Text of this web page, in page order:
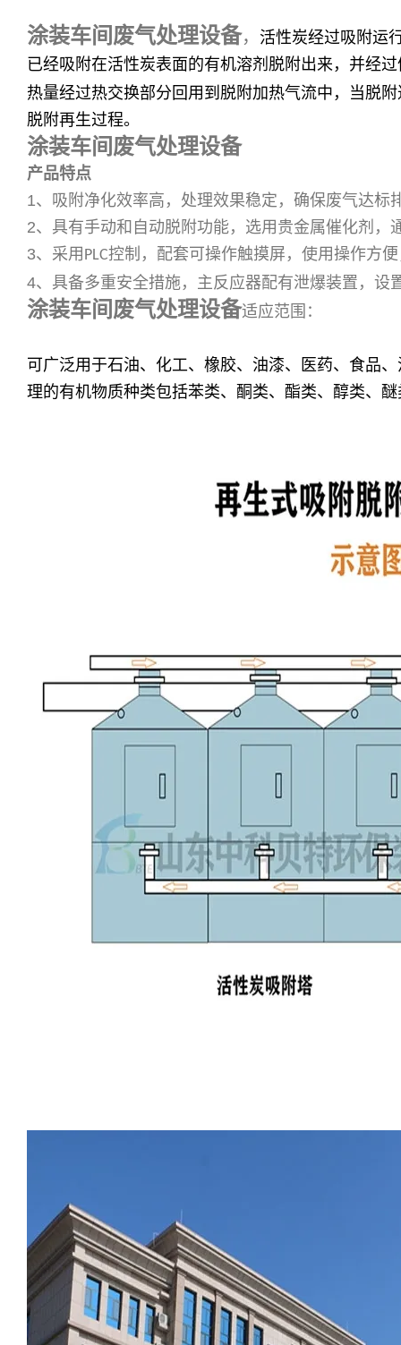
涂装车间废气处理设备， 活性炭经过吸附运
已经吸附在活性炭表面的有机溶剂脱附出来，并经
热量经过热交换部分回用到脱附加热气流中，当脱
脱附再生过程。
涂装车间废气处理设备
产品特点
1、吸附净化效率高，处理效果稳定，确保废气达标
2、具有手动和自动脱附功能，选用贵金属催化剂
3、采用 PLC控制，配套可操作触摸屏，使用操作方
4、具备多重安全措施，主反应器配有泄爆装置，
涂装车间废气处理设备适应范围：
可广泛用于石油、化工、橡胶、油漆、医药、食品
理的有机物质种类包括苯类、酮类、酯类、醇类、